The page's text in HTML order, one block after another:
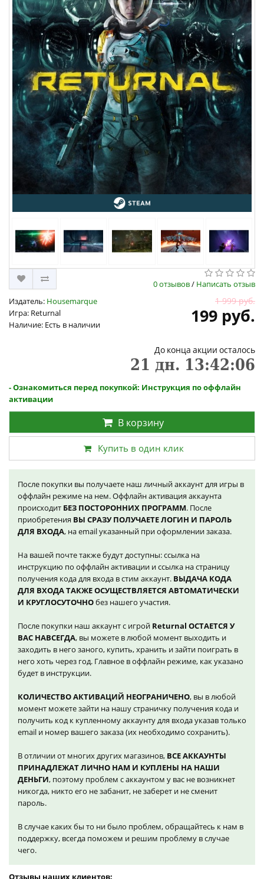
0 отзывов/ Написать отзыв
Издатель: Housemarque
Игра: Returnal
Наличие: Есть в наличии
1 999 руб.
199 руб.
До конца акции осталось
21 дн. 13:42:06
- Ознакомиться перед покупкой: Инструкция по оффлайн
активации
В корзину
Купить в один клик
После покупки вы получаете наш личный аккаунт для игры в
оффлайн режиме на нем. Оффлайн активация аккаунта
происходит БЕЗ ПОСТОРОННИХ ПРОГРАММ. После
приобретения ВЫ СРАЗУ ПОЛУЧАЕТЕ ЛОГИН И ПАРОЛЬ
ДЛЯ ВХОДА, на email указанный при оформлении заказа.
На вашей почте также будут доступны: ссылка на
инструкцию по оффлайн активации и ссылка на страницу
получения кода для входа в стим аккаунт. ВЫДАЧА КОДА
ДЛЯ ВХОДА ТАКЖЕ ОСУЩЕСТВЛЯЕТСЯ АВТОМАТИЧЕСКИ
И КРУГЛОСУТОЧНОбез нашего участия.
После покупки наш аккаунт с игрой Returnal ОСТАЕТСЯ У
ВАС НАВСЕГДА, вы можете в любой момент выходить и
заходить в него заного, купить, хранить и зайти поиграть в
него хоть через год. Главное в оффлайн режиме, как указано
будет в инструкции.
КОЛИЧЕСТВО АКТИВАЦИЙ НЕОГРАНИЧЕНО, вы в любой
момент можете зайти на нашу страничку получения кода и
получить код к купленному аккаунту для входа указав только
email и номер вашего заказа (их необходимо сохранить).
В отличии от многих других магазинов, ВСЕ АККАУНТЫ
ПРИНАДЛЕЖАТ ЛИЧНО НАМ И КУПЛЕНЫ НА НАШИ
ДЕНЬГИ, поэтому проблем с аккаунтом у вас не возникнет
никогда, никто его не забанит, не заберет и не сменит
пароль.
В случае каких бы то ни было проблем, обращайтесь к нам в
поддержку, всегда поможем и решим проблему в случае
чего.
Отзывы наших клиентов: